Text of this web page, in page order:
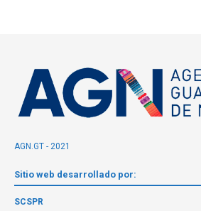
AGN.GT - 2021
Sitio web desarrollado por:
SCSPR